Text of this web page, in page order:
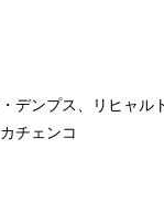
デンプス、リヒャル
チェンコ